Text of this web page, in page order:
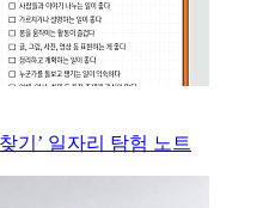
기’ 일자리 탐험 노트